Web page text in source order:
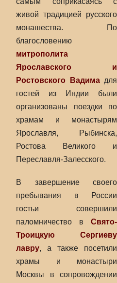
живой традицией русского
монашества. По
благословению
митрополита
Ярославского и
Ростовского Вадимадля
гостей из Индии были
организованы поездки по
храмам и монастырям
Ярославля, Рыбинска,
Ростова Великого и
Переславля-Залесского.
В завершение своего
пребывания в России
гостьи совершили
паломничество в Свято-
Троицкую Сергиеву
лавру, а также посетили
храмы и монастыри
Москвы в сопровождении